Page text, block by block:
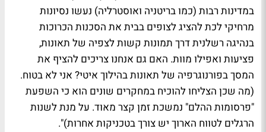
במדינות רבות (כמו בריטניה ואוסטרליה) נעשו נסיונות
מרחיקי לכת להציג לצופים בבית את הסכנות הכרוכות
בנהיגה רשלנית דרך תמונות קשות לצפיה של תאונות,
פציעות ואפילו מוות. האם גם אנחנו צריכים להציף את
המסך בפורנוגרפיה של תאונות בהילוך איטי? אני לא בטוח.
(מה שכן הצליחו להוכיח במחקרים שונים הוא כי השפעת
"פרסומות ההלם" נמשכת זמן קצר מאוד. על מנת לשנות
הרגלים לטווח הארוך יש צורך בטכניקות אחרות)".